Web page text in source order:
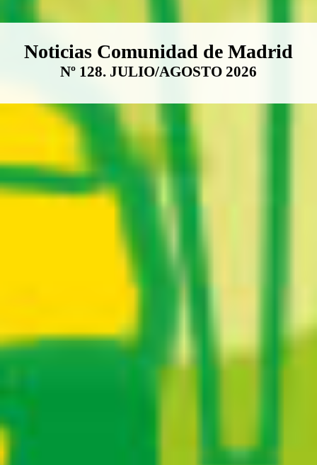
Boletín Noticias Comunidad de
Noticias Comunidad de Madrid
Nº 128. JULIO/AGOSTO 2026